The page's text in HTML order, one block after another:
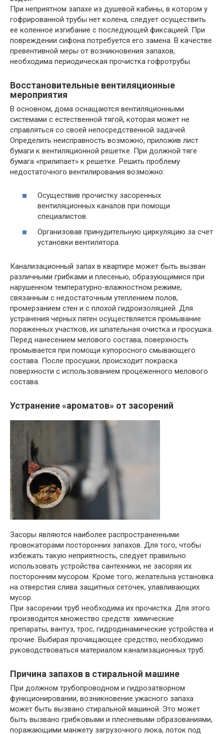
При неприятном запахе из душевой кабины, в котором у
гофрированной трубы нет колена, следует осуществить
ее коленное изгибание с последующей фиксацией. При
повреждении сифона потребуется его замена. В качестве
превентивной меры от возникновения запахов,
необходима периодическая прочистка гофротрубы.
Восстановительные вентиляционные
мероприятия
В основном, дома оснащаются вентиляционными
системами с естественной тягой, которая может не
справляться со своей непосредственной задачей.
Определить неисправность возможно, приложив лист
бумаги к вентиляционной решетке. При должной тяге
бумага «прилипает» к решетке. Решить проблему
недостаточного вентилирования возможно:
Осуществив прочистку засоренных
вентиляционных каналов при помощи
специалистов.
Организовав принудительную циркуляцию за счет
установки вентилятора.
Канализационный запах в квартире может быть вызван
различными грибками и плесенью, образующимися при
нарушенном температурно-влажностном режиме,
связанным с недостаточным утеплением полов,
промерзанием стен и с плохой гидроизоляцией. Для
устранения черных пятен осуществляется промывание
пораженных участков, их шпательная очистка и просушка.
Перед нанесением мелового состава, поверхность
промывается при помощи купоросного смывающего
состава. После просушки, происходит покраска
поверхности с использованием процеженного мелового
состава.
Устранение «ароматов» от засорений
Засоры являются наиболее распространенными
провокаторами посторонних запахов. Для того, чтобы
избежать такую неприятность, следует правильно
использовать устройства сантехники, не засоряя их
посторонним мусором. Кроме того, желательна установка
на отверстия слива защитных сеточек, улавливающих
мусор.
При засорении труб необходима их прочистка. Для этого
производится множество средств: химические
препараты, вантуз, трос, гидродинамические устройства и
прочие. Выбирая прочищающее средство, необходимо
руководствоваться материалом канализационных труб.
Причина запахов в стиральной машине
При должном трубопроводном и гидрозатворном
функционировании, возникновение ужасного запаха
может быть вызвано стиральной машиной. Это может
быть вызвано грибковыми и плесневыми образованиями,
поражающими манжету загрузочного люка, лоток под